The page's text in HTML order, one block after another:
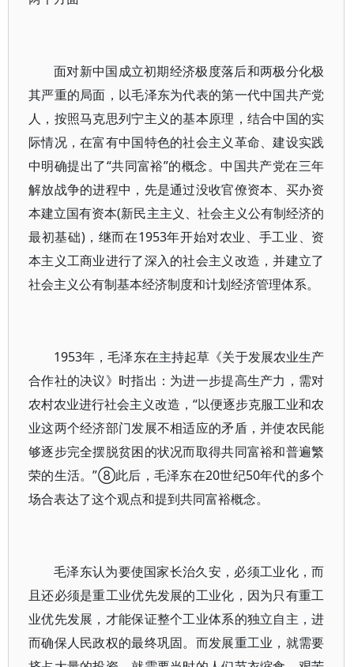
面对新中国成立初期经济极度落后和两极分化极
其严重的局面，以毛泽东为代表的第一代中国共产党
人，按照马克思列宁主义的基本原理，结合中国的实
际情况，在富有中国特色的社会主义革命、建设实践
中明确提出了“共同富裕”的概念。中国共产党在三年
解放战争的进程中，先是通过没收官僚资本、买办资
本建立国有资本(新民主主义、社会主义公有制经济的
最初基础)，继而在1953年开始对农业、手工业、资
本主义工商业进行了深入的社会主义改造，并建立了
社会主义公有制基本经济制度和计划经济管理体系。
1953年，毛泽东在主持起草《关于发展农业生产
合作社的决议》时指出：为进一步提高生产力，需对
农村农业进行社会主义改造，“以便逐步克服工业和农
业这两个经济部门发展不相适应的矛盾，并使农民能
够逐步完全摆脱贫困的状况而取得共同富裕和普遍繁
荣的生活。”⑧此后，毛泽东在20世纪50年代的多个
场合表达了这个观点和提到共同富裕概念。
毛泽东认为要使国家长治久安，必须工业化，而
且还必须是重工业优先发展的工业化，因为只有重工
业优先发展，才能保证整个工业体系的独立自主，进
而确保人民政权的最终巩固。而发展重工业，就需要